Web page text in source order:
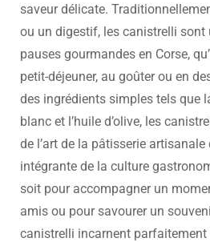
saveur délicate.
ou un digestif, les canistrelli
pauses gourmandes en Corse,
petit-déjeuner, au goûter ou en
des ingrédients simples tels que
blanc et l’huile d’olive, les
de l’art de la pâtisserie
intégrante de la culture
soit pour accompagner un
amis ou pour savourer un
canistrelli incarnent parfaitement